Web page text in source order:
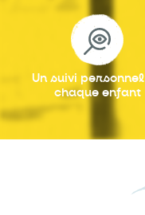
Un suivi personnel
chaque enfant